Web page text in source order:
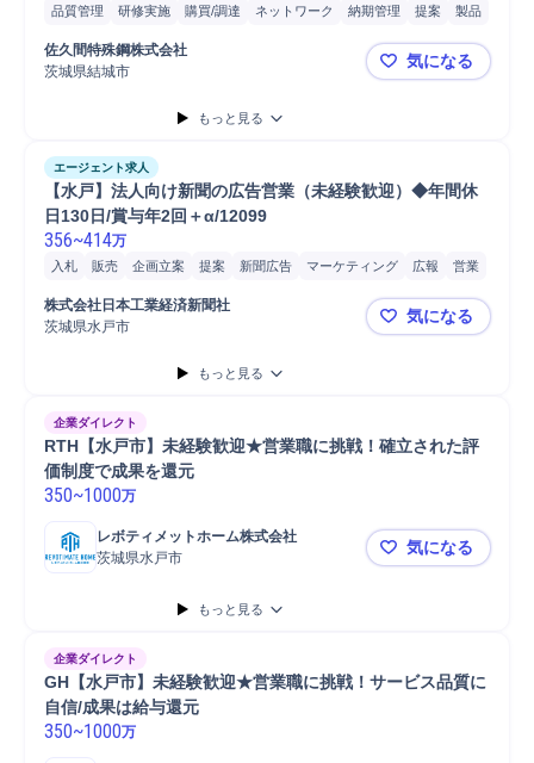
品質管理 研修実施 購買/調達 ネットワーク 納期管理 提案
製品
新規事業
価格交渉
コスト削減
携帯電話/PC/PC周辺機器
品質保証
佐久間特殊鋼株式会社
茨城県結城市
【結城】外
気になる
もっと見る
エージェント求人
【水戸】法人向け新聞の広告営業（未経験歓迎）◆年間休
日130日/賞与年2回＋α/12099
356~414万
入札 販売 企画立案 提案 新聞広告 マーケティング 広報
営業
情報通信
既存顧客 営業活動
メディア取材対応
自動車/輸送機器
PC/Web
Microsoft Excel Microsoft Word
株式会社日本工業経済新聞社
茨城県水戸市
【水戸】法
気になる
もっと見る
企業ダイレクト
RTH【水戸市】未経験歓迎★営業職に挑戦！確立された評
価制度で成果を還元
350~1000万
レボティメットホーム株式会社
茨城県水戸市
RTH【水戸
気になる
もっと見る
企業ダイレクト
GH【水戸市】未経験歓迎★営業職に挑戦！サービス品質に
自信/成果は給与還元
350~1000万